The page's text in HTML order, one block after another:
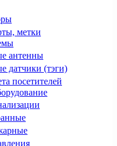
метки
антенны
датчики (тэги)
посетителей